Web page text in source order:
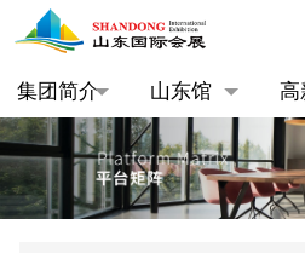
集团简介 山东馆 高